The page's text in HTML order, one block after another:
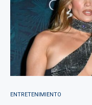
ENTRETENIMIENTO